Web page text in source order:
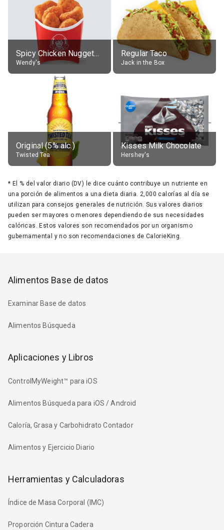
Spicy Chicken Nuggets, without sauce
Wendy's
Regular Taco
Jack in the Box
Original (5% alc.)
Twisted Tea
Kisses Milk Chocolate
Hershey's
* El % del valor diario (DV) le dice cuánto contribuye un nutriente en
una porción de alimentos a una dieta diaria. 2,000 calorías al día se
utilizan para consejos generales de nutrición. Sus valores diarios
pueden ser mayores o menores dependiendo de sus necesidades
calóricas. Estos valores son recomendados por un organismo
gubernamental y no son recomendaciones de CalorieKing.
Alimentos Base de datos
Examinar Base de datos
Alimentos Búsqueda
Aplicaciones y Libros
ControlMyWeight™ para iOS
Alimentos Búsqueda para iOS / Android
Caloría, Grasa y Carbohidrato Contador
Alimentos y Ejercicio Diario
Herramientas y Calculadoras
Índice de Masa Corporal (IMC)
Proporción Cintura Cadera